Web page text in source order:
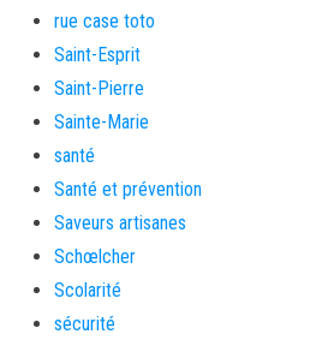
rue case toto
Saint-Esprit
Saint-Pierre
Sainte-Marie
santé
Santé et prévention
Saveurs artisanes
Schœlcher
Scolarité
sécurité